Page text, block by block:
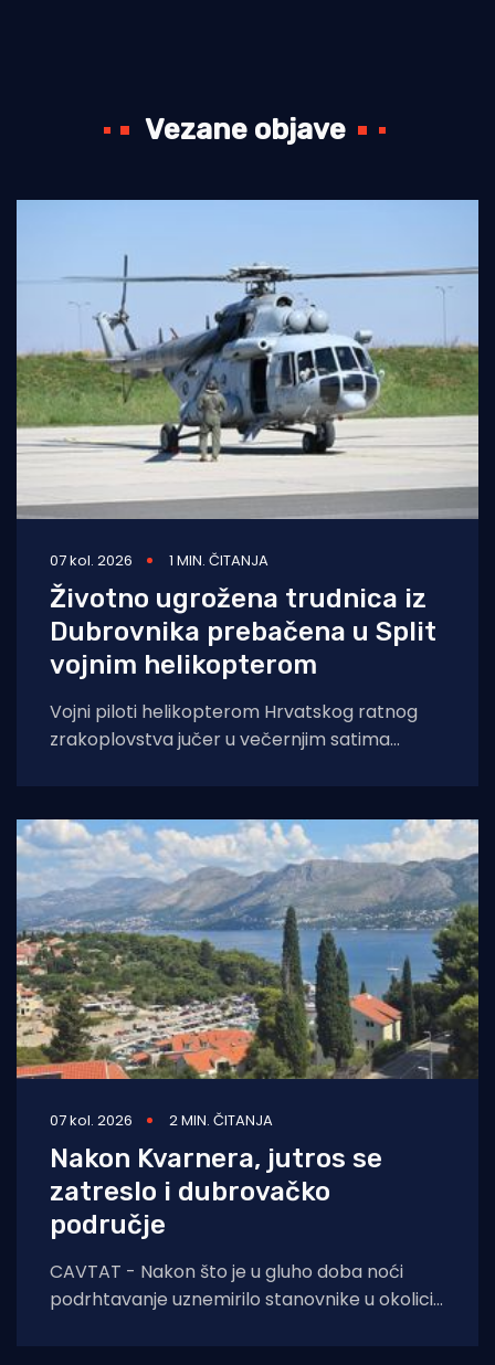
Vezane objave
07 kol. 2026 1 MIN. ČITANJA
Životno ugrožena trudnica iz
Dubrovnika prebačena u Split
vojnim helikopterom
Vojni piloti helikopterom Hrvatskog ratnog
zrakoplovstva jučer u večernjim satima
07 kol. 2026 2 MIN. ČITANJA
Nakon Kvarnera, jutros se
zatreslo i dubrovačko
područje
CAVTAT - Nakon što je u gluho doba noći
podrhtavanje uznemirilo stanovnike u okolici